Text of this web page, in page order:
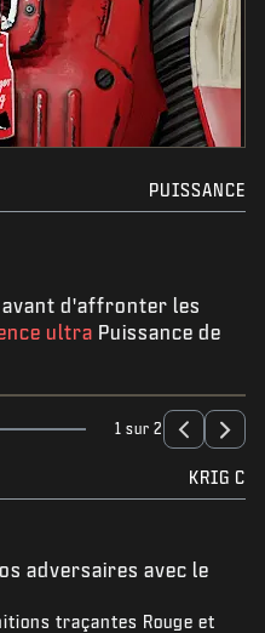
PUISSANCE
avant d'affronter les
ultra Puissance de
1 sur 2
KRIG C
adversaires avec le
traçantes Rouge et